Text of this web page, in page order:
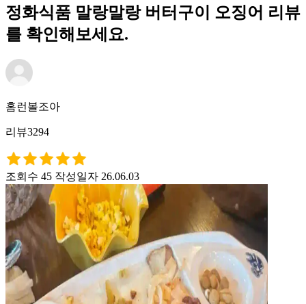
정화식품 말랑말랑 버터구이 오징어 리뷰
를 확인해보세요.
홈런볼조아
리뷰3294
조회수 45 작성일자 26.06.03